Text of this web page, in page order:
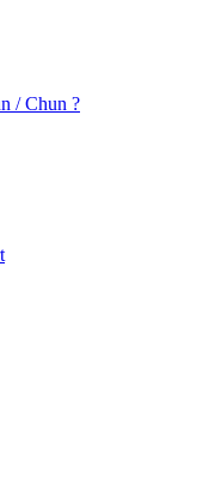
/ Chun ?